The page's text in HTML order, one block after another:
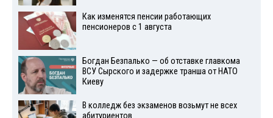
Как изменятся пенсии работающих
пенсионеров с 1 августа
Богдан Безпалько — об отставке главкома
ВСУ Сырского и задержке транша от НАТО
Киеву
В колледж без экзаменов возьмут не всех
абитуриентов